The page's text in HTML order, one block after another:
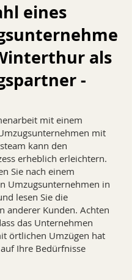
eines
als
-
mit einem
mit
kann den
erheblich erleichtern.
Sie nach einem
Umzugsunternehmen in
lesen Sie die
anderer Kunden. Achten
das Unternehmen
örtlichen Umzügen hat
Ihre Bedürfnisse